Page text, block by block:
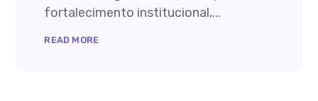
fortalecimento institucional,...
READ MORE